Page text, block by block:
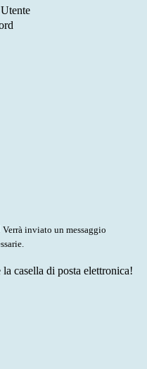
Verrà inviato un messaggio
casella di posta elettronica!